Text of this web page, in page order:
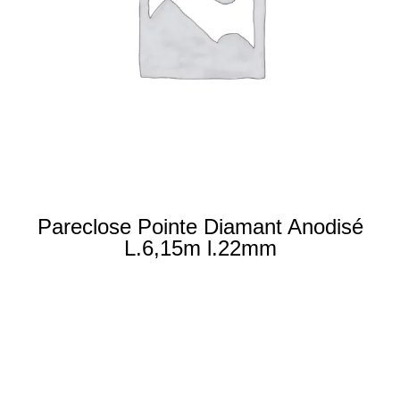
Pareclose Pointe Diamant Anodisé
L.6,15m l.22mm